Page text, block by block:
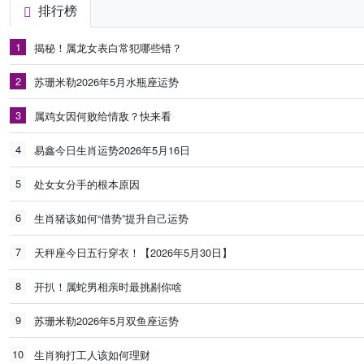
排行榜
1 揭秘！属龙女表白常犯哪些错？
2 苏珊米勒2026年5月水瓶座运势
3 属鸡女因何败给情敌？快来看
4 易鑫今日生肖运势2026年5月16日
5 处女女分手的根本原因
6 生肖猪该如何“借势”提升自己运势
7 天秤座今日五行穿衣！【2026年5月30日】
8 开扒！属蛇男相亲时最挑剔你啥
9 苏珊米勒2026年5月双鱼座运势
10 生肖狗打工人该如何理财